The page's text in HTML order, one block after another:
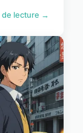
de lecture →